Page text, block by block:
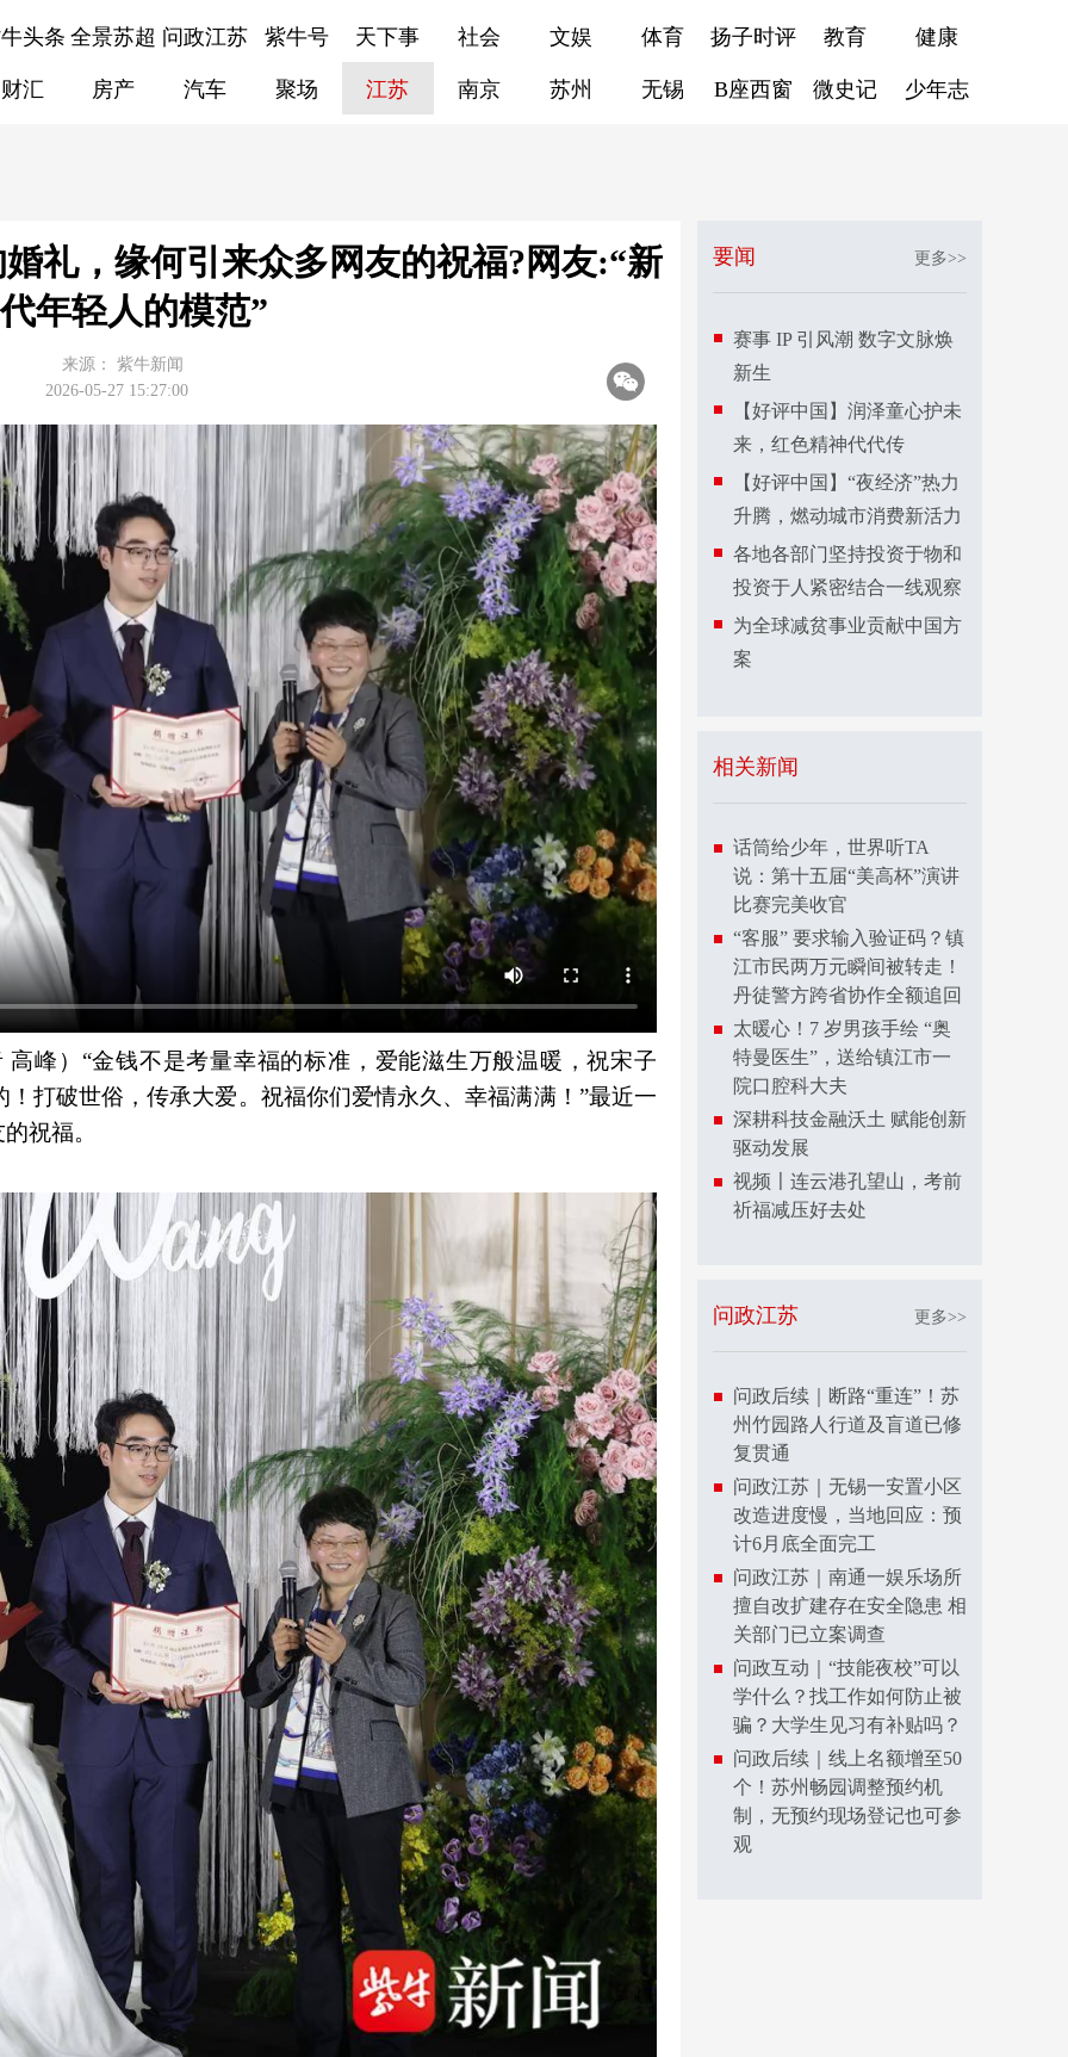
头条 全景苏超 问政江苏 紫牛号 天下事 社会 文娱 体育 扬子时评 教育 健康
财汇 房产 汽车 聚场 江苏 南京 苏州 无锡 B座西窗 微史记 少年志
礼，缘何引来众多网友的祝福?网友:“新
年轻人的模范”
来源：
紫牛新闻
2026-05-27 15:27:00
峰）“金钱不是考量幸福的标准，爱能滋生万般温暖，祝宋子
打破世俗，传承大爱。祝福你们爱情永久、幸福满满！”最近一
祝福。
要闻 更多>>
赛事 IP 引风潮 数字文脉焕
新生
【好评中国】润泽童心护未
来，红色精神代代传
【好评中国】“夜经济”热力
升腾，燃动城市消费新活力
各地各部门坚持投资于物和
投资于人紧密结合一线观察
为全球减贫事业贡献中国方
案
相关新闻
话筒给少年，世界听TA
说：第十五届“美高杯”演讲
比赛完美收官
“客服” 要求输入验证码？镇
江市民两万元瞬间被转走！
丹徒警方跨省协作全额追回
太暖心！7 岁男孩手绘 “奥
特曼医生”，送给镇江市一
院口腔科大夫
深耕科技金融沃土 赋能创新
驱动发展
视频〡连云港孔望山，考前
祈福减压好去处
问政江苏 更多>>
问政后续｜断路“重连”！苏
州竹园路人行道及盲道已修
复贯通
问政江苏｜无锡一安置小区
改造进度慢，当地回应：预
计6月底全面完工
问政江苏｜南通一娱乐场所
擅自改扩建存在安全隐患 相
关部门已立案调查
问政互动｜“技能夜校”可以
学什么？找工作如何防止被
骗？大学生见习有补贴吗？
问政后续｜线上名额增至50
个！苏州畅园调整预约机
制，无预约现场登记也可参
观